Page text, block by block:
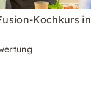
Kochkurs in